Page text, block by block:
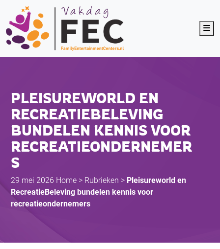
PLEISUREWORLD EN
RECREATIEBELEVING
BUNDELEN KENNIS VOOR
RECREATIEONDERNEMER
S
29 mei 2026 Home > Rubrieken > Pleisureworld en
RecreatieBeleving bundelen kennis voor
recreatieondernemers